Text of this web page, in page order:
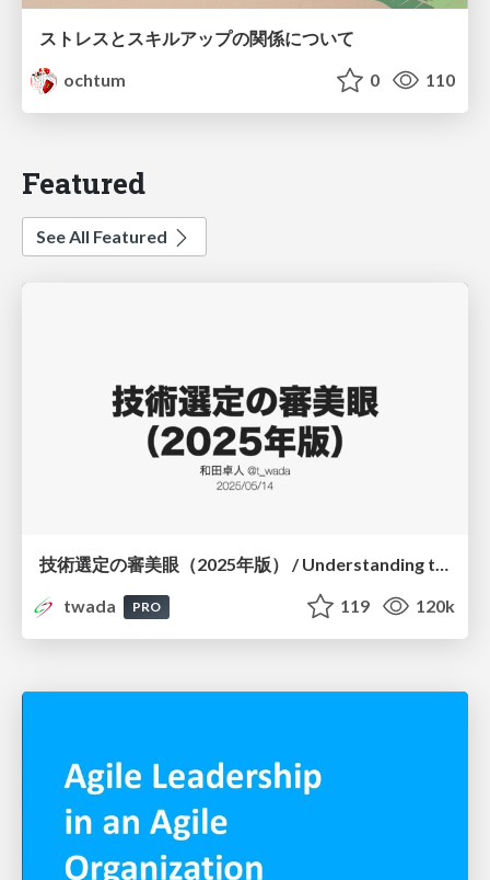
ストレスとスキルアップの関係について
ochtum
0 110
Featured
See All Featured
twada
PRO 119 120k